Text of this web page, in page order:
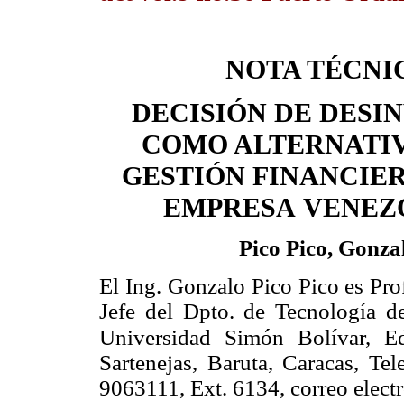
NOTA
DECISIÓN DE
COMO
GESTIÓN
EMPRESA
Pico Pico,
El Ing. Gonzalo Pico Pico es
Jefe del Dpto. de Tecnología
Universidad Simón Bolívar,
Sartenejas, Baruta, Caracas,
9063111, Ext. 6134, correo